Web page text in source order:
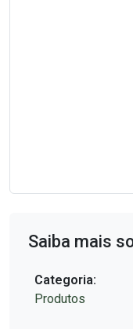
Saiba mais
Categoria:
Produtos